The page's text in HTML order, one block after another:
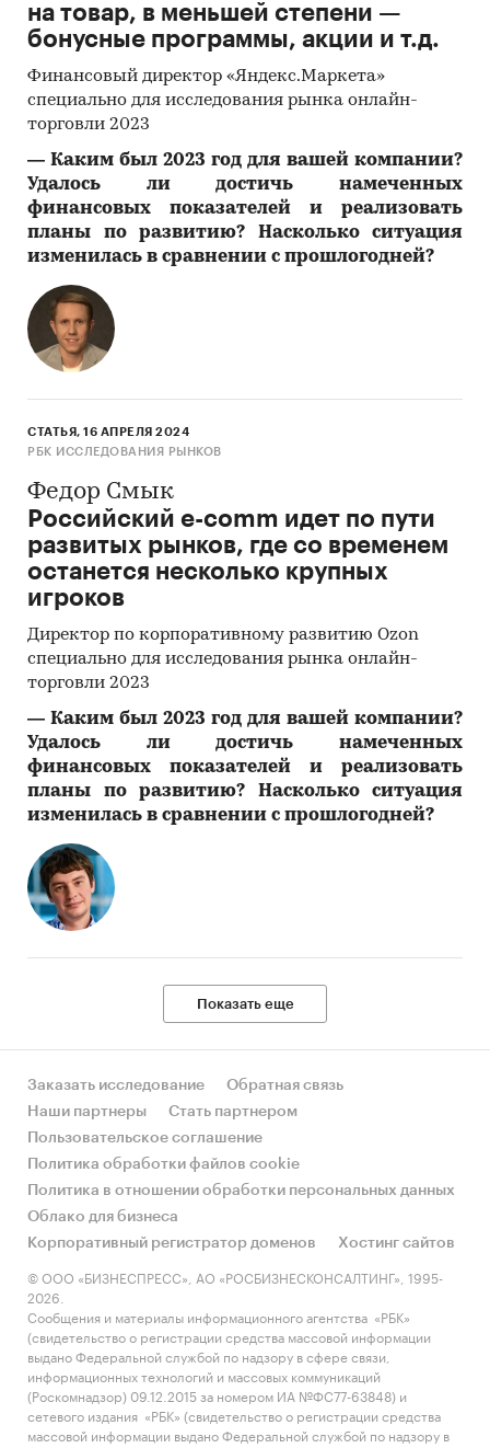
на товар, в меньшей степени —
бонусные программы, акции и т.д.
Финансовый директор «Яндекс.Маркета»
специально для исследования рынка онлайн-
торговли 2023
― Каким был 2023 год для вашей компании?
Удалось ли достичь намеченных
финансовых показателей и реализовать
планы по развитию? Насколько ситуация
изменилась в сравнении с прошлогодней?
СТАТЬЯ, 16 АПРЕЛЯ 2024
РБК ИССЛЕДОВАНИЯ РЫНКОВ
Федор Смык
Российский e-comm идет по пути
развитых рынков, где со временем
останется несколько крупных
игроков
Директор по корпоративному развитию Ozon
специально для исследования рынка онлайн-
торговли 2023
― Каким был 2023 год для вашей компании?
Удалось ли достичь намеченных
финансовых показателей и реализовать
планы по развитию? Насколько ситуация
изменилась в сравнении с прошлогодней?
Показать еще
Заказать исследование
Обратная связь
Наши партнеры
Стать партнером
Пользовательское соглашение
Политика обработки файлов cookie
Политика в отношении обработки персональных данных
Облако для бизнеса
Корпоративный регистратор доменов
Хостинг сайтов
© ООО «БИЗНЕСПРЕСС», АО «РОСБИЗНЕСКОНСАЛТИНГ», 1995-
2026.
Сообщения и материалы информационного агентства «РБК»
(свидетельство о регистрации средства массовой информации
выдано Федеральной службой по надзору в сфере связи,
информационных технологий и массовых коммуникаций
(Роскомнадзор) 09.12.2015 за номером ИА №ФС77-63848) и
сетевого издания «РБК» (свидетельство о регистрации средства
массовой информации выдано Федеральной службой по надзору в